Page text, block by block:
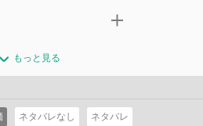
る。フェストゥムによって無残に
を決意して…。
ィカルルームへ運ばれる。帰宅し
に、現実の世界の有様を伝え、こ
約束するのだった。そして、アル
始された。
ファフナー・パイロット候補とし
衛、翔子、真矢をアルヴィスに配
ヴィスの最下層に向かった一騎は
もっと見る
ネタバレなし ネタバレ